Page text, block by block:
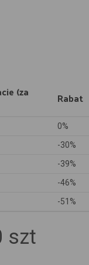
(za Rabat
0%
-30%
-39%
-46%
-51%
szt